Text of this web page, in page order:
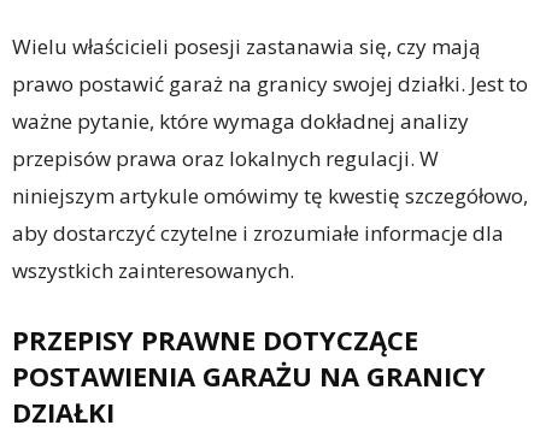
Wielu właścicieli posesji zastanawia się, czy mają
prawo postawić garaż na granicy swojej działki. Jest to
ważne pytanie, które wymaga dokładnej analizy
przepisów prawa oraz lokalnych regulacji. W
niniejszym artykule omówimy tę kwestię szczegółowo,
aby dostarczyć czytelne i zrozumiałe informacje dla
wszystkich zainteresowanych.
PRZEPISY PRAWNE DOTYCZĄCE
POSTAWIENIA GARAŻU NA GRANICY
DZIAŁKI